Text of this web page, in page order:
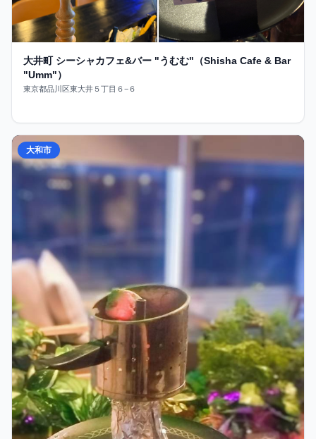
大井町 シーシャカフェ&バー "うむむ"（Shisha Cafe & Bar
"Umm"）
東京都品川区東大井５丁目６−６
大和市